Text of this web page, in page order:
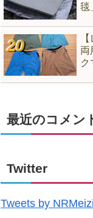
毯
両
ク
最近のコメン
Twitter
Tweets by